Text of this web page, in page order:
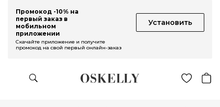
Промокод -10% на
первый заказ в
мобильном
приложении
Установить
Скачайте приложение и получите
промокод на свой первый онлайн-заказ